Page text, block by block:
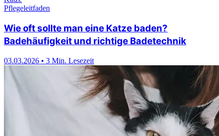
Pflegeleitfaden
Wie oft sollte man eine Katze baden?
Badehäufigkeit und richtige Badetechnik
03.03.2026 • 3 Min. Lesezeit